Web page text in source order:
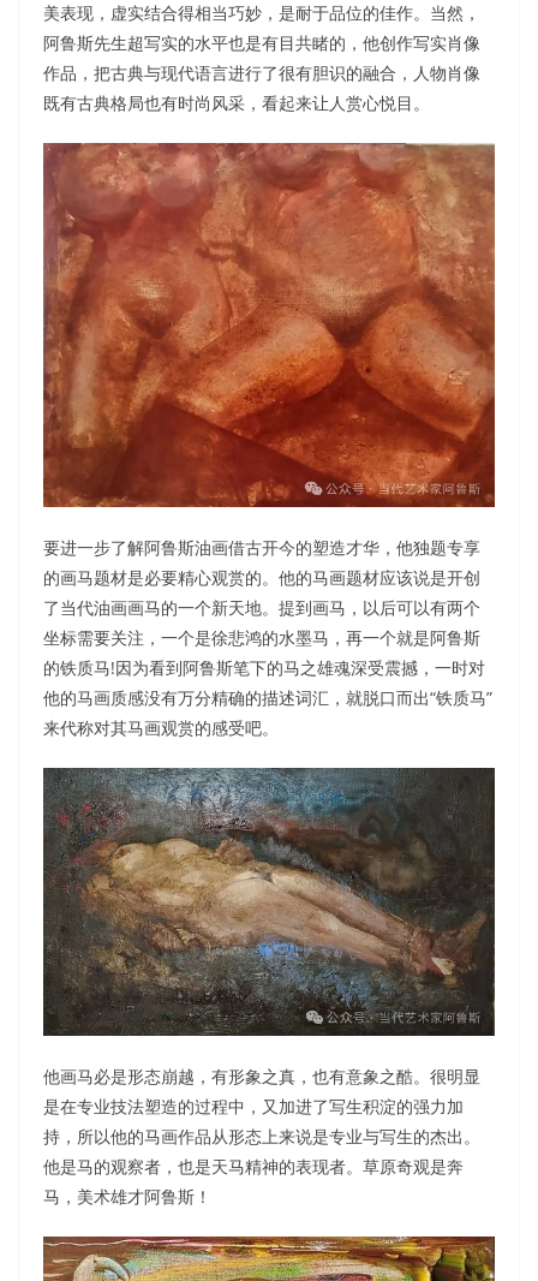
美表现，虚实结合得相当巧妙，是耐于品位的佳作。当然，
阿鲁斯先生超写实的水平也是有目共睹的，他创作写实肖像
作品，把古典与现代语言进行了很有胆识的融合，人物肖像
既有古典格局也有时尚风采，看起来让人赏心悦目。
要进一步了解阿鲁斯油画借古开今的塑造才华，他独题专享
的画马题材是必要精心观赏的。他的马画题材应该说是开创
了当代油画画马的一个新天地。提到画马，以后可以有两个
坐标需要关注，一个是徐悲鸿的水墨马，再一个就是阿鲁斯
的铁质马!因为看到阿鲁斯笔下的马之雄魂深受震撼，一时对
他的马画质感没有万分精确的描述词汇，就脱口而出“铁质马”
来代称对其马画观赏的感受吧。
他画马必是形态崩越，有形象之真，也有意象之酷。很明显
是在专业技法塑造的过程中，又加进了写生积淀的强力加
持，所以他的马画作品从形态上来说是专业与写生的杰出。
他是马的观察者，也是天马精神的表现者。草原奇观是奔
马，美术雄才阿鲁斯！